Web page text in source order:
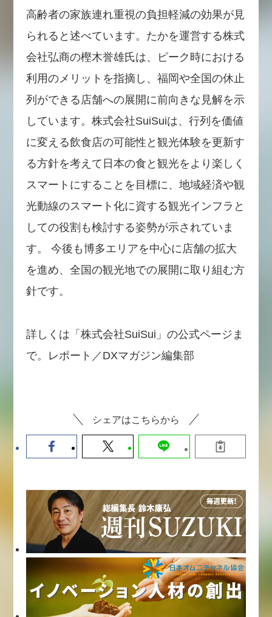
高齢者の家族連れ重視の負担軽減の効果が見
られると述べています。たかを運営する株式
会社弘商の樫木誉雄氏は、ピーク時における
利用のメリットを指摘し、福岡や全国の休止
列ができる店舗への展開に前向きな見解を示
しています。株式会社SuiSuiは、行列を価値
に変える飲食店の可能性と観光体験を更新す
る方針を考えて日本の食と観光をより楽しく
スマートにすることを目標に、地域経済や観
光動線のスマート化に資する観光インフラと
しての役割も検討する姿勢が示されていま
す。 今後も博多エリアを中心に店舗の拡大
を進め、全国の観光地での展開に取り組む方
針です。
詳しくは「株式会社SuiSui」の公式ページま
で。レポート／DXマガジン編集部
シェアはこちらから